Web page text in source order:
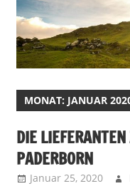
MONAT: JANUAR
DIE
PADERBORN
Januar 25, 2020